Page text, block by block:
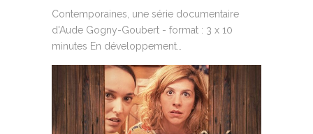
Contemporaines, une série documentaire
d'Aude Gogny-Goubert - format : 3 x 10
minutes En développement…